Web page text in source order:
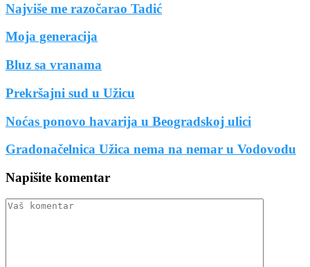
Najviše me razočarao Tadić
Moja generacija
Bluz sa vranama
Prekršajni sud u Užicu
Noćas ponovo havarija u Beogradskoj ulici
Gradonačelnica Užica nema na nemar u Vodovodu
Napišite komentar